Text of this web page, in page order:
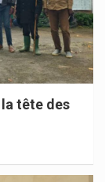
tête des